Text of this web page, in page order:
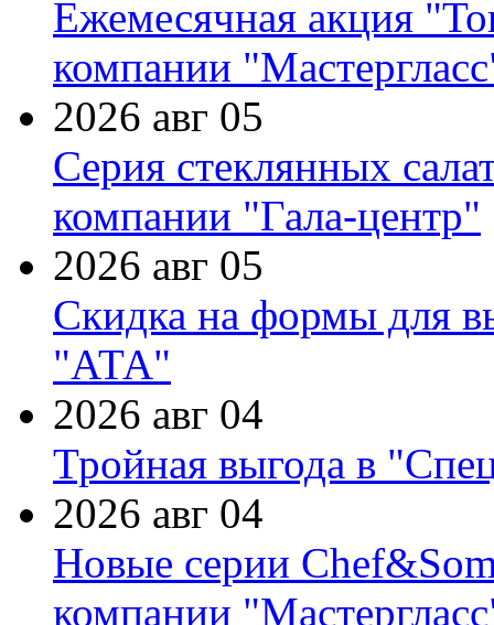
Ежемесячная акция
компании
2026 авг 05
Серия стеклянных
компании "Гала-центр"
2026 авг 05
Скидка на формы для
"АТА"
2026 авг 04
Тройная выгода в
2026 авг 04
Новые серии
компании